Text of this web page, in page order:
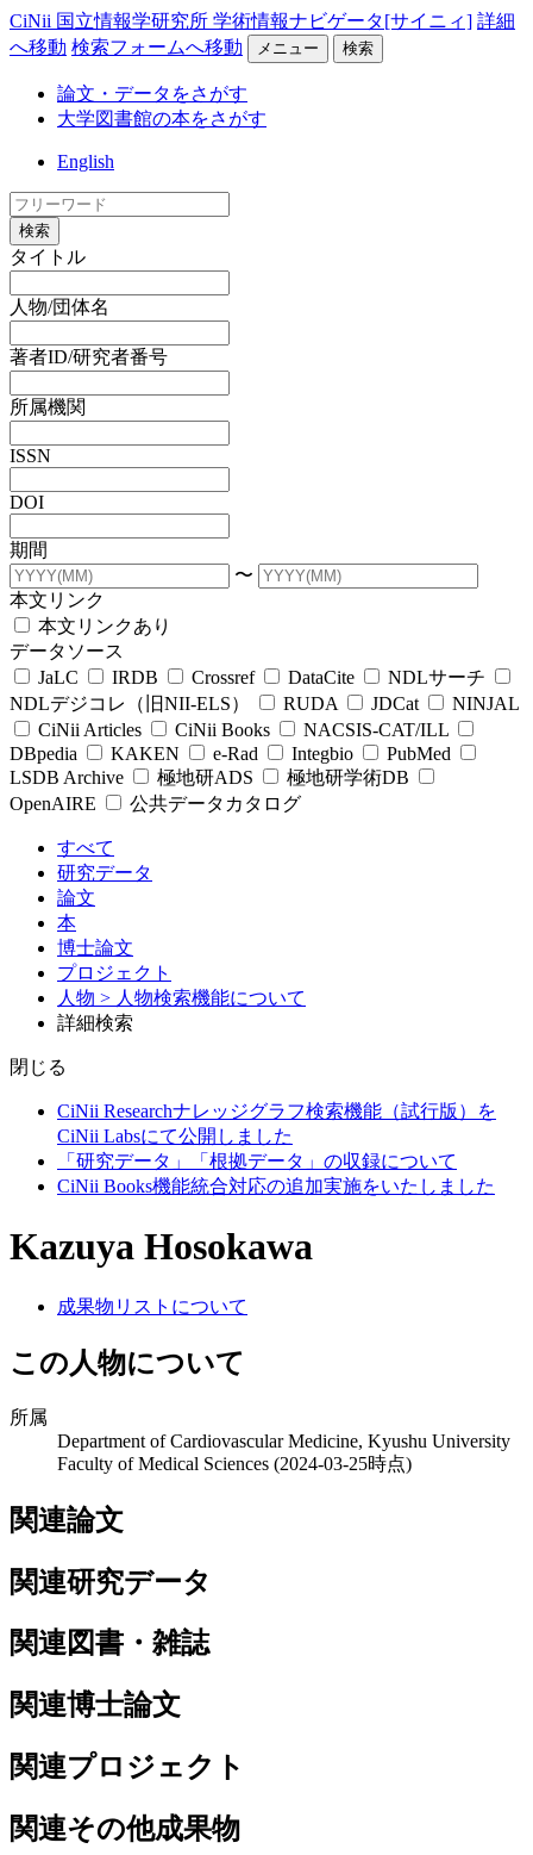
CiNii 国立情報学研究所 学術情報ナビゲータ[サイニィ] 詳細
へ移動 検索フォームへ移動 メニュー 検索
論文・データをさがす
大学図書館の本をさがす
English
検索
タイトル
人物/団体名
著者ID/研究者番号
所属機関
ISSN
DOI
期間
〜
本文リンク
本文リンクあり
データソース
JaLC
IRDB Crossref DataCite
NDLサーチ
NDLデジコレ（旧NII-ELS）
RUDA JDCat
NINJAL
CiNii Articles
CiNii Books
NACSIS-CAT/ILL
DBpedia
KAKEN e-Rad Integbio
PubMed
LSDB Archive
極地研ADS
極地研学術DB
OpenAIRE
公共データカタログ
すべて
研究データ
論文
本
博士論文
プロジェクト
人物 > 人物検索機能について
詳細検索
閉じる
CiNii Researchナレッジグラフ検索機能（試行版）を
CiNii Labsにて公開しました
「研究データ」「根拠データ」の収録について
CiNii Books機能統合対応の追加実施をいたしました
Kazuya Hosokawa
成果物リストについて
この人物について
所属
Department of Cardiovascular Medicine, Kyushu University
Faculty of Medical Sciences (2024-03-25時点)
関連論文
関連研究データ
関連図書・雑誌
関連博士論文
関連プロジェクト
関連その他成果物